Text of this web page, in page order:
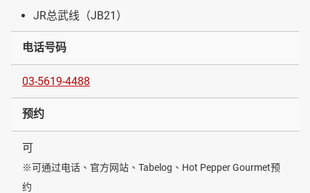
JR总武线（JB21）
电话号码
03-5619-4488
预约
可
※可通过电话、官方网站、Tabelog、Hot Pepper Gourmet预
约